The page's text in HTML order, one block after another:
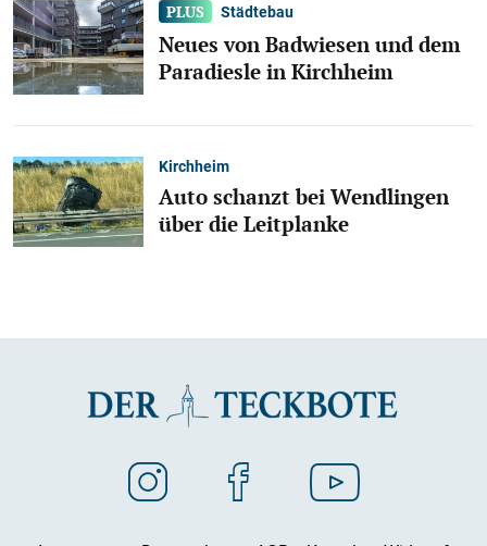
Städtebau
Neues von Badwiesen und dem
Paradiesle in Kirchheim
Kirchheim
Auto schanzt bei Wendlingen
über die Leitplanke